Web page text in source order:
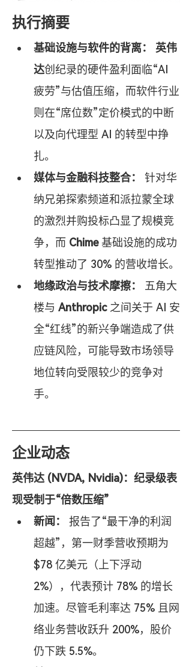
执行摘要
基础设施与软件的背离：
英伟
达创纪录的硬件盈利面临“AI
疲劳”与估值压缩，而软件行业
则在“席位数”定价模式的中断
以及向代理型 AI 的转型中挣
扎。
媒体与金融科技整合：
针对华
纳兄弟探索频道和派拉蒙全球
的激烈并购投标凸显了规模竞
争，而 Chime 基础设施的成功
转型推动了 30% 的营收增长。
地缘政治与技术摩擦：
五角大
楼与 Anthropic 之间关于 AI 安
全“红线”的新兴争端造成了供
应链风险，可能导致市场领导
地位转向受限较少的竞争对
手。
企业动态
英伟达 (NVDA, Nvidia)：纪录级表
现受制于“倍数压缩”
新闻：
报告了“最干净的利润
超越”，第一财季营收预期为
$78 亿美元（上下浮动
2%），代表预计 78% 的增长
加速。尽管毛利率达 75% 且网
络业务营收跃升 200%，股价
仍下跌 5.5%。